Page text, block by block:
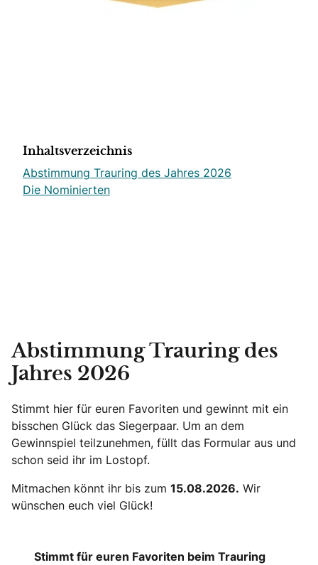
Inhaltsverzeichnis
Abstimmung Trauring des Jahres 2026
Die Nominierten
Abstimmung Trauring des
Jahres 2026
Stimmt hier für euren Favoriten und gewinnt mit ein
bisschen Glück das Siegerpaar. Um an dem
Gewinnspiel teilzunehmen, füllt das Formular aus und
schon seid ihr im Lostopf.
Mitmachen könnt ihr bis zum 15.08.2026. Wir
wünschen euch viel Glück!
Stimmt für euren Favoriten beim Trauring